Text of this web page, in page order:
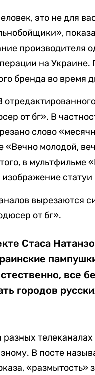
это не для
производителя
на Украине.
бренда во время
от бг». В
слово
«Вечно молодой,
в мультфильме
вырезаются
от бг».
Стаса
все
городов
В посте
«размытость»